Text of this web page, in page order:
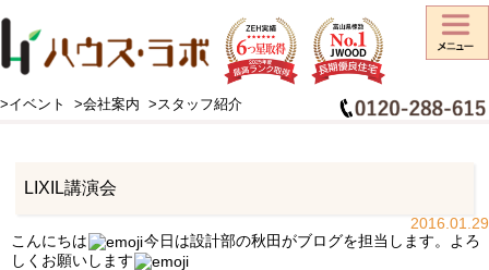
>イベント >会社案内 >スタッフ紹介
HOME > スタッフブログ > お知らせ>LIXIL講演会
LIXIL講演会
2016.01.29
こんにちは
今日は設計部の秋田がブログを担当します。よろ
しくお願いします